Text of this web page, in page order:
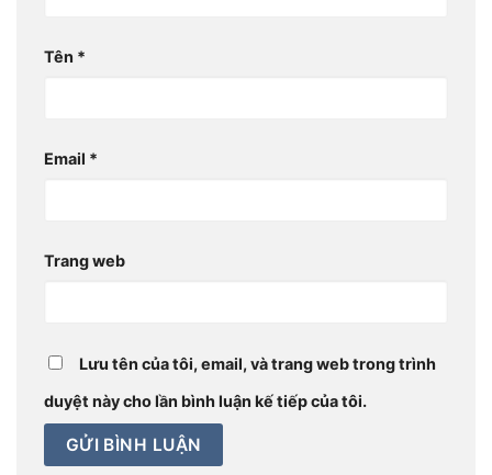
Tên *
Email *
Trang web
Lưu tên của tôi, email, và trang web trong trình
duyệt này cho lần bình luận kế tiếp của tôi.